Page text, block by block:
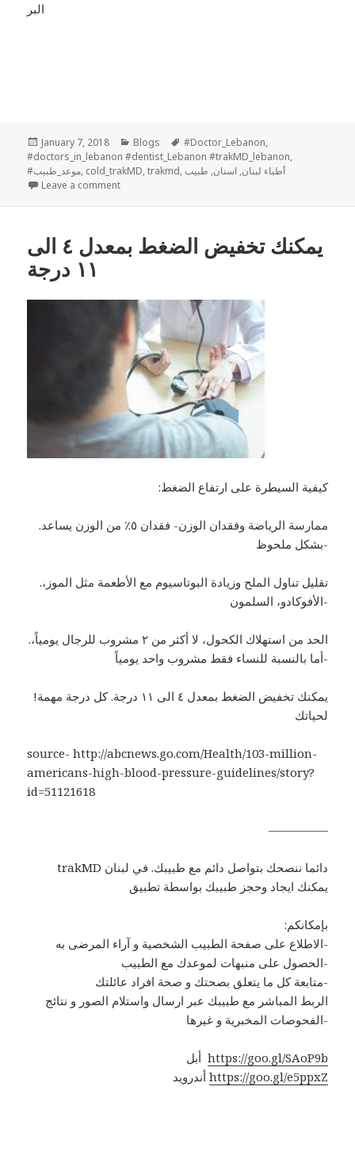
البر
Posted
on
January 7, 2018 Categories
Blogs Tags
#Doctor_Lebanon,
#doctors_in_lebanon #dentist_Lebanon #trakMD_lebanon,
#موعد_طبيب, cold_trakMD,trakmd, أطباء لبنان, اسنان, طبيب
Leave a comment
يمكنك تخفيض الضغط بمعدل ٤ الى
١١ درجة
:كيفية السيطرة على ارتفاع الضغط
.ممارسة الرياضة وفقدان الوزن- فقدان ٥٪‏ من الوزن يساعد
بشكل ملحوظ-
.تقليل تناول الملح وزيادة البوتاسيوم مع الأطعمة مثل الموز،
الأفوكادو، السلمون-
.الحد من استهلاك الكحول، لا أكثر من ٢ مشروب للرجال يومياً،
أما بالنسبة للنساء فقط مشروب واحد يومياً-
!يمكنك تخفيض الضغط بمعدل ٤ الى ١١ درجة. كل درجة مهمة
لحياتك
source- http://abcnews.go.com/Health/103-million-
americans-high-blood-pressure-guidelines/story?
id=51121618
—————
trakMD دائما ننصحك بتواصل دائم مع طبيبك. في لبنان
يمكنك ايجاد وحجز طبيبك بواسطة تطبيق
:بإمكانكم
الاطلاع على صفحة الطبيب الشخصية و آراء المرضى به-
الحصول على منبهات لموعدك مع الطبيب-
متابعة كل ما يتعلق بصحتك و صحة افراد عائلتك-
الربط المباشر مع طبيبك عبر ارسال واستلام الصور و نتائج
الفحوصات المخبرية و غيرها-
أبل https://goo.gl/SAoP9b
أندرويد https://goo.gl/e5ppxZ